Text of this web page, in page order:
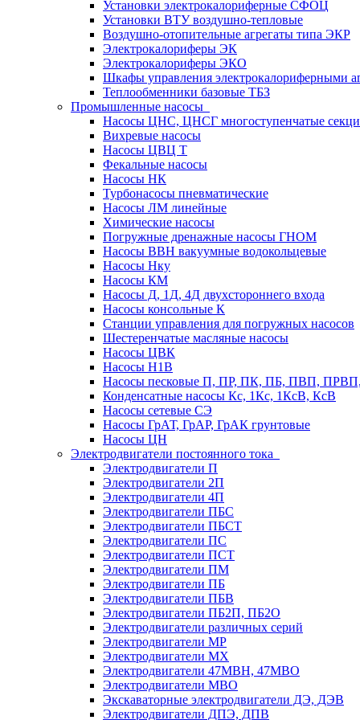
Установки электрокалориферные СФОЦ
Установки ВТУ воздушно-тепловые
Воздушно-отопительные агрегаты типа ЭКР
Электрокалориферы ЭК
Электрокалориферы ЭКО
Шкафы управления электрокалориферными
Теплообменники базовые ТБЗ
Промышленные насосы
Насосы ЦНС, ЦНСГ многоступенчатые
Вихревые насосы
Насосы ЦВЦ Т
Фекальные насосы
Насосы НК
Турбонасосы пневматические
Насосы ЛМ линейные
Химические насосы
Погружные дренажные насосы ГНОМ
Насосы ВВН вакуумные водокольцевые
Насосы Нку
Насосы КМ
Насосы Д, 1Д, 4Д двухстороннего входа
Насосы консольные К
Станции управления для погружных насосов
Шестеренчатые масляные насосы
Насосы ЦВК
Насосы Н1В
Насосы песковые П, ПР, ПК, ПБ, ПВП,
Конденсатные насосы Кс, 1Кс, 1КсВ, КсВ
Насосы сетевые СЭ
Насосы ГрАТ, ГрАР, ГрАК грунтовые
Насосы ЦН
Электродвигатели постоянного тока
Электродвигатели П
Электродвигатели 2П
Электродвигатели 4П
Электродвигатели ПБС
Электродвигатели ПБСТ
Электродвигатели ПС
Электродвигатели ПСТ
Электродвигатели ПМ
Электродвигатели ПБ
Электродвигатели ПБВ
Электродвигатели ПБ2П, ПБ2О
Электродвигатели различных серий
Электродвигатели МР
Электродвигатели MX
Электродвигатели 47MBH, 47МВО
Электродвигатели MBO
Экскаваторные электродвигатели ДЭ, ДЭВ
Электродвигатели ДПЭ, ДПВ